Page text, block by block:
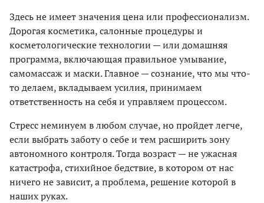
Здесь не имеет значения цена или профессионализм.
Дорогая косметика, салонные процедуры и
косметологические технологии — или домашняя
программа, включающая правильное умывание,
самомассаж и маски. Главное — сознание, что мы что-
то делаем, вкладываем усилия, принимаем
ответственность на себя и управляем процессом.
Стресс неминуем в любом случае, но пройдет легче,
если выбрать заботу о себе и тем расширить зону
автономного контроля. Тогда возраст — не ужасная
катастрофа, стихийное бедствие, в котором от нас
ничего не зависит, а проблема, решение которой в
наших руках.